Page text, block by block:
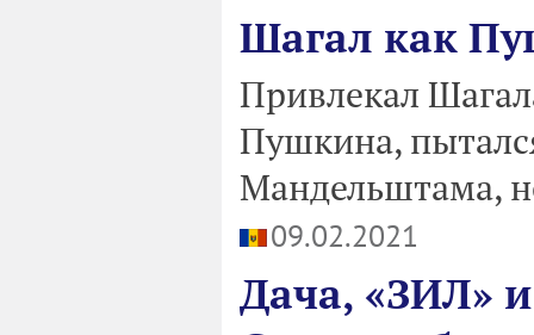
Шагал как
Привлекал
Пушкина,
Мандельштама,
09.02.2021
Дача, «ЗИЛ»